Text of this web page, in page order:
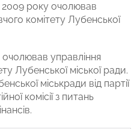
2009 року очолював
комітету Лубенської
управління
Лубенської міської ради.
міськради від партії
комісії з питань